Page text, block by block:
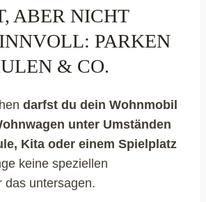
ABER NICHT
PARKEN
& CO.
darfst du dein Wohnmobil
unter Umständen
Kita oder einem Spielplatz
keine speziellen
das untersagen.